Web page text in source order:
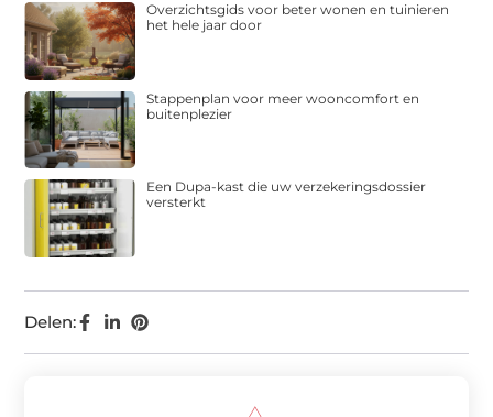
Delen:
Overzichtsgids voor beter wonen en tuinieren
het hele jaar door
Stappenplan voor meer wooncomfort en
buitenplezier
Een Dupa-kast die uw verzekeringsdossier
versterkt